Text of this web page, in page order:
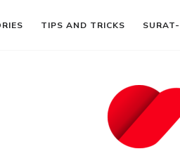
TIPS AND TRICKS